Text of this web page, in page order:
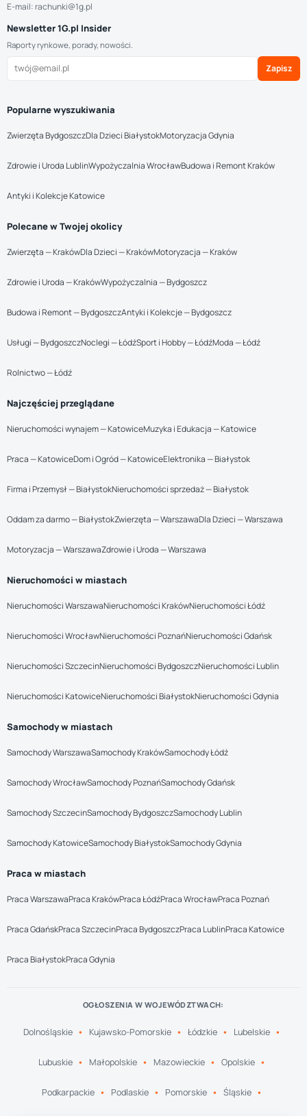
E-mail: rachunki@1g.pl
Newsletter 1G.pl Insider
Raporty rynkowe, porady, nowości.
Zapisz
Popularne wyszukiwania
Zwierzęta BydgoszczDla Dzieci BiałystokMotoryzacja Gdynia
Zdrowie i Uroda LublinWypożyczalnia WrocławBudowa i Remont Kraków
Antyki i Kolekcje Katowice
Polecane w Twojej okolicy
Zwierzęta — KrakówDla Dzieci — KrakówMotoryzacja — Kraków
Zdrowie i Uroda — KrakówWypożyczalnia — Bydgoszcz
Budowa i Remont — BydgoszczAntyki i Kolekcje — Bydgoszcz
Usługi — BydgoszczNoclegi — ŁódźSport i Hobby — ŁódźModa — Łódź
Rolnictwo — Łódź
Najczęściej przeglądane
Nieruchomości wynajem — KatowiceMuzyka i Edukacja — Katowice
Praca — KatowiceDom i Ogród — KatowiceElektronika — Białystok
Firma i Przemysł — BiałystokNieruchomości sprzedaż — Białystok
Oddam za darmo — BiałystokZwierzęta — WarszawaDla Dzieci — Warszawa
Motoryzacja — WarszawaZdrowie i Uroda — Warszawa
Nieruchomości w miastach
Nieruchomości WarszawaNieruchomości KrakówNieruchomości Łódź
Nieruchomości WrocławNieruchomości PoznańNieruchomości Gdańsk
Nieruchomości SzczecinNieruchomości BydgoszczNieruchomości Lublin
Nieruchomości KatowiceNieruchomości BiałystokNieruchomości Gdynia
Samochody w miastach
Samochody WarszawaSamochody KrakówSamochody Łódź
Samochody WrocławSamochody PoznańSamochody Gdańsk
Samochody SzczecinSamochody BydgoszczSamochody Lublin
Samochody KatowiceSamochody BiałystokSamochody Gdynia
Praca w miastach
Praca WarszawaPraca KrakówPraca ŁódźPraca WrocławPraca Poznań
Praca GdańskPraca SzczecinPraca BydgoszczPraca LublinPraca Katowice
Praca BiałystokPraca Gdynia
OGŁOSZENIA W WOJEWÓDZTWACH:
Dolnośląskie Kujawsko-Pomorskie Łódzkie Lubelskie
Lubuskie Małopolskie Mazowieckie Opolskie
Podkarpackie Podlaskie Pomorskie Śląskie